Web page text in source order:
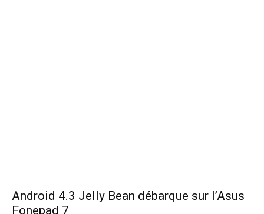
Android 4.3 Jelly Bean débarque sur l’Asus
Fonepad 7